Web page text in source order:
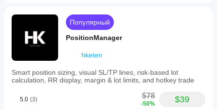
Популярный
PositionManager
hketen
Smart position sizing, visual SL/TP lines, risk-based lot
calculation, RR display, margin & lot limits, and hotkey trade
5.0 (3) $78
-50% $39